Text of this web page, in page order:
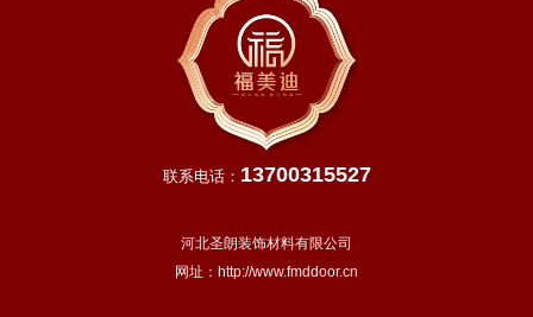
联系电话： 13700315527
河北圣朗装饰材料有限公司
网址： http://www.fmddoor.cn